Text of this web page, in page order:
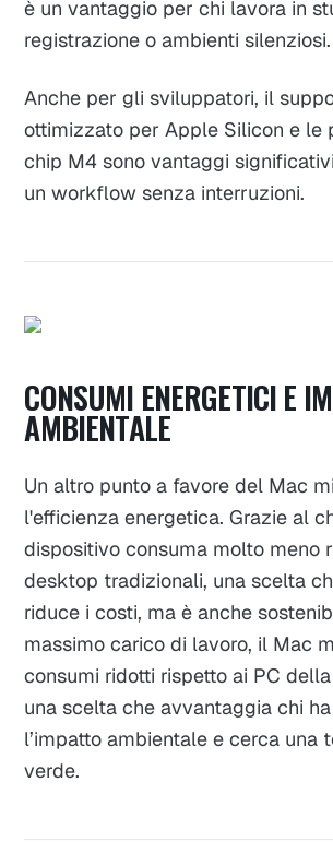
è un vantaggio per chi lavora in
registrazione o ambienti silenziosi.
Anche per gli sviluppatori, il
ottimizzato per Apple Silicon e le
chip M4 sono vantaggi
un workflow senza interruzioni.
CONSUMI ENERGETICI E
AMBIENTALE
Un altro punto a favore del Mac
l'efficienza energetica. Grazie al
dispositivo consuma molto meno
desktop tradizionali, una scelta
riduce i costi, ma è anche
massimo carico di lavoro, il Mac
consumi ridotti rispetto ai PC
una scelta che avvantaggia chi
l’impatto ambientale e cerca una
verde.